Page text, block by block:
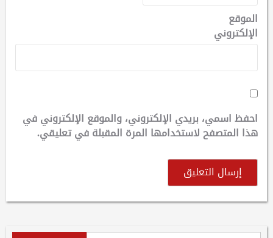
الموقع
الإلكتروني
احفظ اسمي، بريدي الإلكتروني، والموقع الإلكتروني في
هذا المتصفح لاستخدامها المرة المقبلة في تعليقي.